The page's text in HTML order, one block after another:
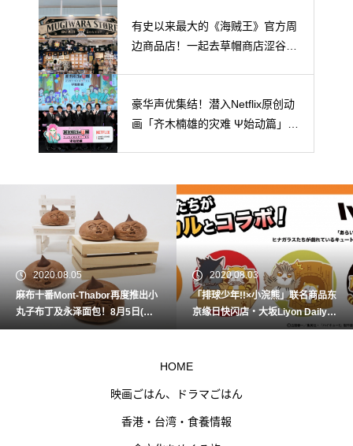
有史以来最大的《海贼王》官方周
边商品店！一起去草帽商店涩谷本
豪华声优集结！潜入Netflix原创动
画「齐木楠雄的灾难 Ψ始动篇」上
2020.08.05
麻布十番Mont-Thabor再度推出小
丸子布丁及永泽面包！8月5日(三)
起开始贩卖！
2020.08.03
「排球少年!!×小浣熊」联名商品东
京缘日快闪店・大坂Liyon Daily S
TORE先行贩卖！
HOME
映画ごはん、ドラマごはん
香港・台湾・食養情報